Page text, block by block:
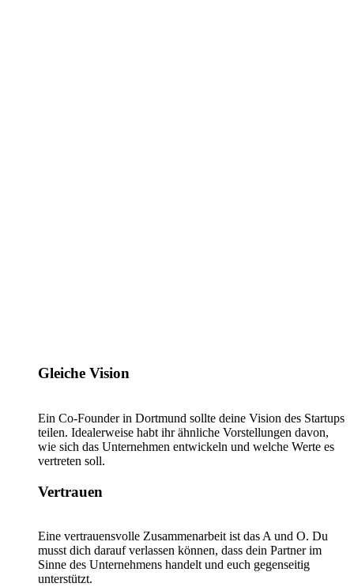
Gleiche Vision
Ein Co-Founder in Dortmund sollte deine Vision des Startups
teilen. Idealerweise habt ihr ähnliche Vorstellungen davon,
wie sich das Unternehmen entwickeln und welche Werte es
vertreten soll.
Vertrauen
Eine vertrauensvolle Zusammenarbeit ist das A und O. Du
musst dich darauf verlassen können, dass dein Partner im
Sinne des Unternehmens handelt und euch gegenseitig
unterstützt.